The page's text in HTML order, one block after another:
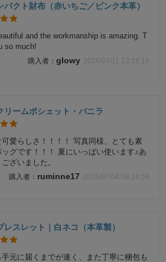
パクト財布（赤いちご／ピンク本革）
and the workmanship is amazing. T
so much!
glowy 2026/07/11 13:18:15
リームポシェット・バニラ
愛らしさ！！！！ 写真同様、とても素
グです！！！ 夏にいっぱい使います♪あ
ざいました。
ruminne17 2026/07/04 09:14:58
レスレット｜白ネコ（本革製）
元に届くまでが速く、また丁寧に梱包も